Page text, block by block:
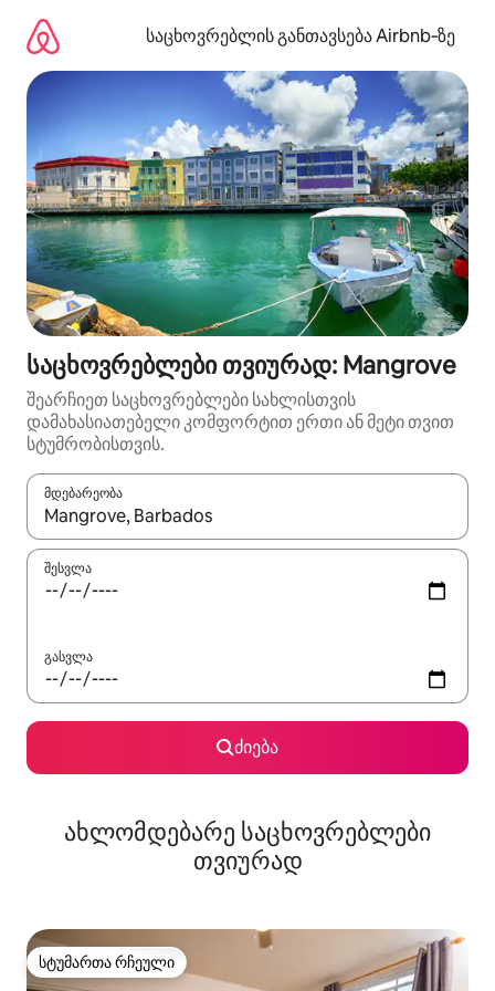
გადასვლა
საცხოვრებლის განთავსება Airbnb‑ზე
საცხოვრებლები თვიურად: Mangrove
შეარჩიეთ საცხოვრებლები სახლისთვის
დამახასიათებელი კომფორტით ერთი ან მეტი თვით
სტუმრობისთვის.
მდებარეობა
როცა შედეგები ხელმისაწვდომი გახდება, ნავიგაციისთვის
შესვლა
გასვლა
ძიება
ახლომდებარე საცხოვრებლები
თვიურად
სტუმართა რჩეული
სტუმართა რჩეული